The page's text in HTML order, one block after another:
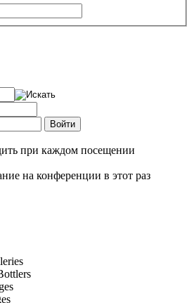
при каждом посещении
на конференции в этот раз